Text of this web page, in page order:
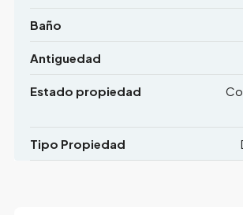
Baño
Antiguedad
Estado propiedad
Tipo Propiedad